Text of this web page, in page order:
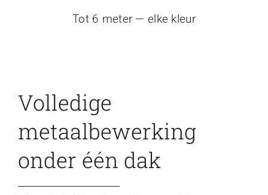
Tot 6 meter — elke kleur
Volledige
metaalbewerking
onder één dak